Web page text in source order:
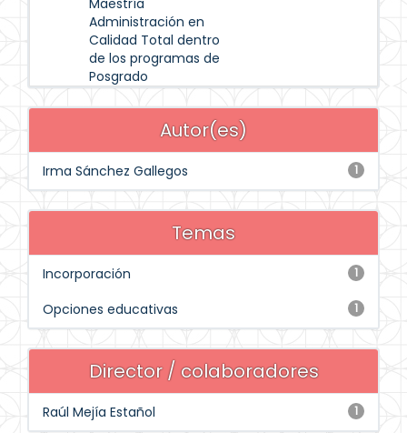
Maestría
Administración en
Calidad Total dentro
de los programas de
Posgrado
Autor(es)
1
Irma Sánchez Gallegos
Temas
1
Incorporación
1
Opciones educativas
Director / colaboradores
1
Raúl Mejía Estañol